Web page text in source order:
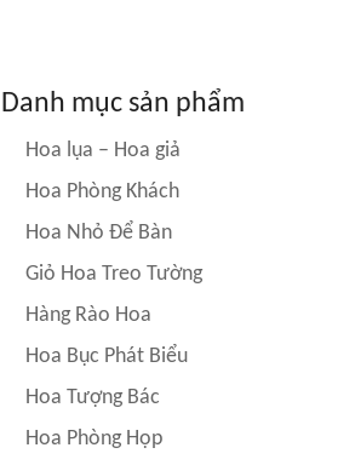
Danh mục sản phẩm
Hoa lụa – Hoa giả
Hoa Phòng Khách
Hoa Nhỏ Để Bàn
Giỏ Hoa Treo Tường
Hàng Rào Hoa
Hoa Bục Phát Biểu
Hoa Tượng Bác
Hoa Phòng Họp